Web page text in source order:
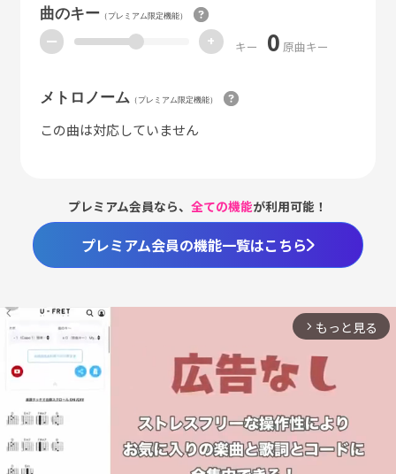
曲のキー（プレミアム限定機能）
ー + キー 0 原曲キー
メトロノーム （プレミアム限定機能）
この曲は対応していません
プレミアム会員なら、全ての機能が利用可能！
プレミアム会員の機能一覧はこちら
arrow_forward_ios もっと見る